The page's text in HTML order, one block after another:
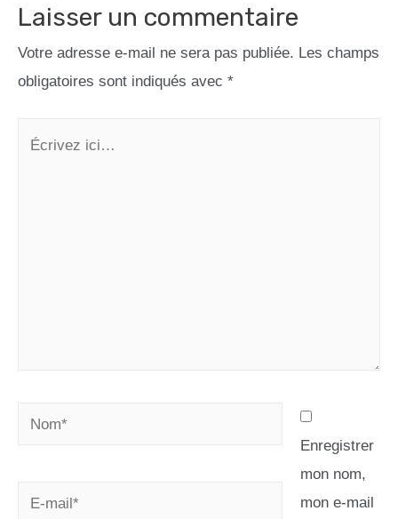
Laisser un commentaire
Votre adresse e-mail ne sera pas publiée. Les champs
obligatoires sont indiqués avec *
Enregistrer
mon nom,
mon e-mail